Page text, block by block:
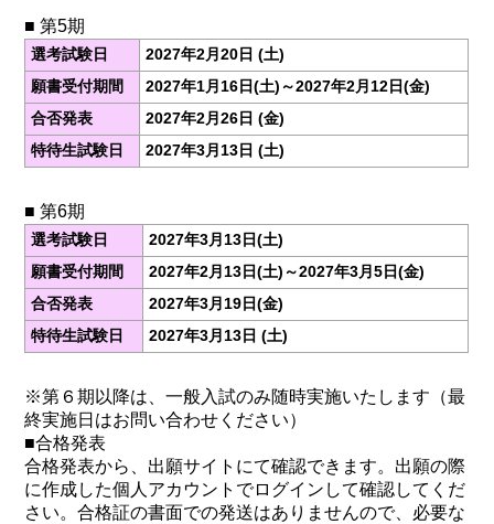
■ 第5期
選考試験日
2027年2月20日 (土)
願書受付期間
2027年1月16日(土)～2027年2月12日(金)
合否発表
2027年2月26日 (金)
特待生試験日
2027年3月13日 (土)
■ 第6期
選考試験日
2027年3月13日(土)
願書受付期間
2027年2月13日(土)～2027年3月5日(金)
合否発表
2027年3月19日(金)
特待生試験日
2027年3月13日 (土)
※第６期以降は、一般入試のみ随時実施いたします（最
終実施日はお問い合わせください）
■合格発表
合格発表から、出願サイトにて確認できます。出願の際
に作成した個人アカウントでログインして確認してくだ
さい。合格証の書面での発送はありませんので、必要な